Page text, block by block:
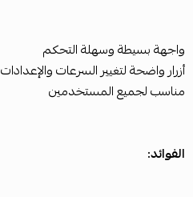
واجهة بسيطة وسهلة التحكم
أزرار واضحة لتغيير السرعات والإعدادات
مناسب لجميع المستخدمين
الفوائد: